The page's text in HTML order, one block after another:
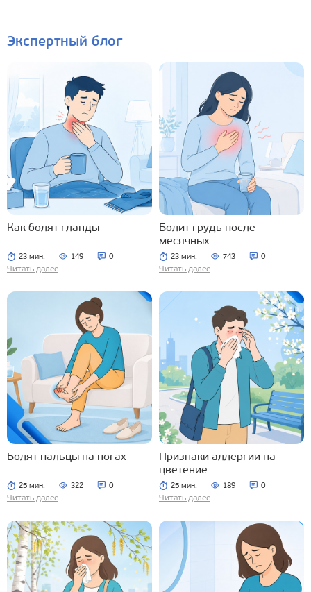
Экспертный блог
Как болят гланды
23 мин. 149 0
Читать далее
Болит грудь после
месячных
23 мин. 743 0
Читать далее
Болят пальцы на ногах
25 мин. 322 0
Читать далее
Признаки аллергии на
цветение
25 мин. 189 0
Читать далее